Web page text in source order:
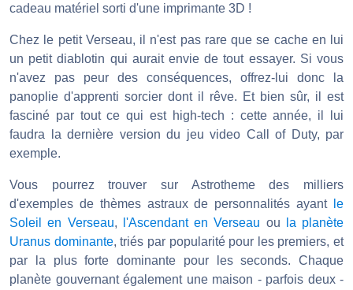
cadeau matériel sorti d'une imprimante 3D !
Chez le petit Verseau, il n'est pas rare que se cache en lui
un petit diablotin qui aurait envie de tout essayer. Si vous
n'avez pas peur des conséquences, offrez-lui donc la
panoplie d'apprenti sorcier dont il rêve. Et bien sûr, il est
fasciné par tout ce qui est high-tech : cette année, il lui
faudra la dernière version du jeu video Call of Duty, par
exemple.
Vous pourrez trouver sur Astrotheme des milliers
d'exemples de thèmes astraux de personnalités ayant
le
Soleil en Verseau, l'Ascendant en Verseau ou
la planète
Uranus dominante, triés par popularité pour les premiers, et
par la plus forte dominante pour les seconds. Chaque
planète gouvernant également une maison - parfois deux -